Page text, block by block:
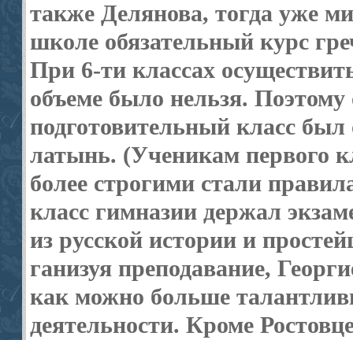
также Делянова, тогда уже
школе обязательный курс
При 6-ти классах
объеме было нельзя.
подготовительный класс был
латынь. (Ученикам первого
более строгими стали
класс гимназии держал
из русской истории и
ганизуя преподавание,
как мож­но больше
деятель­но­сти. Кроме